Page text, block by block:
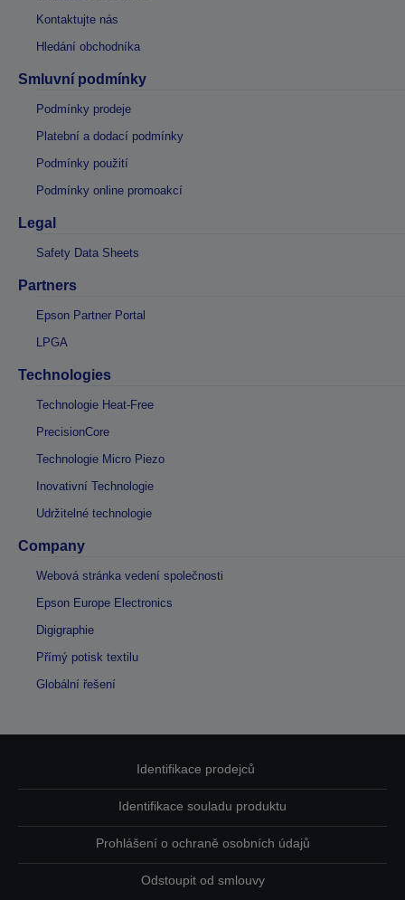
Kontaktujte nás
Hledání obchodníka
Smluvní podmínky
Podmínky prodeje
Platební a dodací podmínky
Podmínky použití
Podmínky online promoakcí
Legal
Safety Data Sheets
Partners
Epson Partner Portal
LPGA
Technologies
Technologie Heat-Free
PrecisionCore
Technologie Micro Piezo
Inovativní Technologie
Udržitelné technologie
Company
Webová stránka vedení společnosti
Epson Europe Electronics
Digigraphie
Přímý potisk textilu
Globální řešení
Identifikace prodejců
Identifikace souladu produktu
Prohlášení o ochraně osobních údajů
Odstoupit od smlouvy